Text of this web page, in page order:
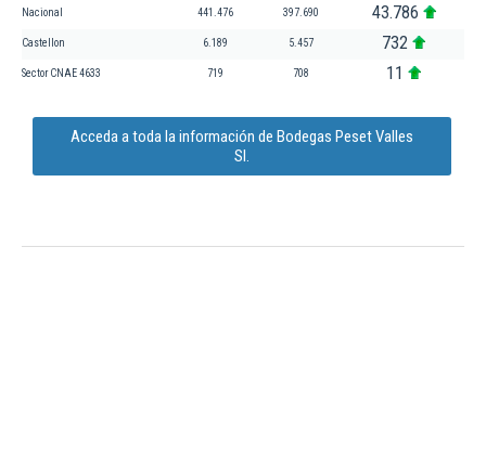
Nacional 441.476 397.690 43.786
Castellon 6.189 5.457 732
Sector CNAE 4633 719 708 11
Acceda a toda la información de Bodegas Peset Valles
Sl.